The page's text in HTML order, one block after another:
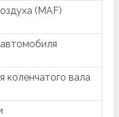
(MAF)
коленчатого вала